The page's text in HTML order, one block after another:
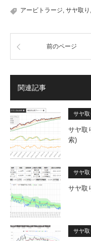
アービトラージ, サヤ取り ,
前のページ
関連記事
サヤ取
サヤ取
索)
サヤ取
サヤ取
サヤ取